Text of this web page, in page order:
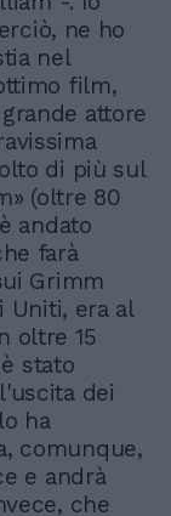
ne ho
nel
film,
attore
di più sul
(oltre 80
andato
farà
Grimm
Uniti, era al
oltre 15
stato
dei
ha
comunque,
e andrà
che